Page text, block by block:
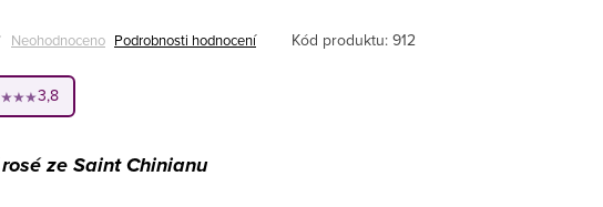
Neohodnoceno Podrobnosti hodnocení Kód produktu: 912
3,8
ze Saint Chinianu